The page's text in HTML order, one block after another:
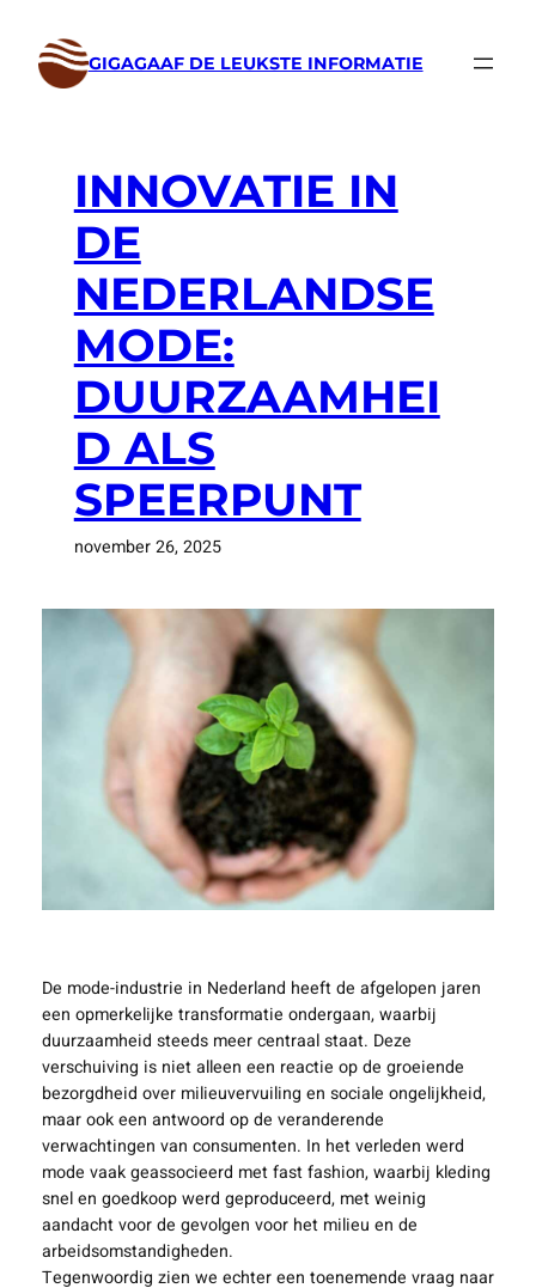
naar
GIGAGAAF DE LEUKSTE INFORMATIE
INNOVATIE IN
DE
NEDERLANDSE
MODE:
DUURZAAMHEI
D ALS
SPEERPUNT
november 26, 2025
De mode-industrie in Nederland heeft de afgelopen jaren
een opmerkelijke transformatie ondergaan, waarbij
duurzaamheid steeds meer centraal staat. Deze
verschuiving is niet alleen een reactie op de groeiende
bezorgdheid over milieuvervuiling en sociale ongelijkheid,
maar ook een antwoord op de veranderende
verwachtingen van consumenten. In het verleden werd
mode vaak geassocieerd met fast fashion, waarbij kleding
snel en goedkoop werd geproduceerd, met weinig
aandacht voor de gevolgen voor het milieu en de
arbeidsomstandigheden.
Tegenwoordig zien we echter een toenemende vraag naar